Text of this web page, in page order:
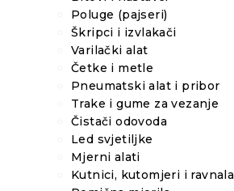
Poluge (pajseri)
Škripci i izvlakači
Varilački alat
Četke i metle
Pneumatski alat i pribor
Trake i gume za vezanje
Čistači odovoda
Led svjetiljke
Mjerni alati
Kutnici, kutomjeri i ravnala